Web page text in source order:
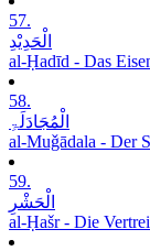
57.
الْحَدِیْدِ
al-Ḥadīd - Das
58.
الْمُجَادَلَۃِ
al-Muǧādala - Der
59.
الْحَشْرِ
al-Ḥašr - Die